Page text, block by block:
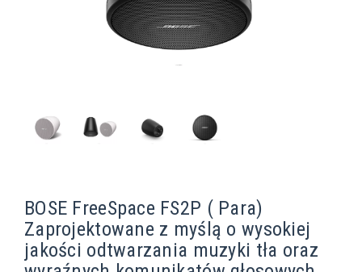
BOSE FreeSpace FS2P ( Para)
Zaprojektowane z myślą o wysokiej
jakości odtwarzania muzyki tła oraz